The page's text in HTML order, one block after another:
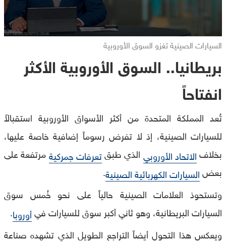
السيارات الصينية تغزو السوق الأوروبية
بريطانيا.. السوق الأوروبية الأكثر
انفتاحاً
تُعد المملكة المتحدة من أكثر الأسواق الأوروبية استقبالاً
للسيارات الصينية، إذ لا تفرض رسوماً إضافية خاصة عليها،
بخلافالاتحاد الأوروبي الذي طبقتعرفات جمركيةمرتفعة على
بعضالسيارات الكهربائية الصينية.
وتستحوذ العلامات الصينية حالياً على نحو خُمس سوق
السيارات البريطانية، وهو ثاني أكبر سوق للسيارات فيأوروبا.
ويعكس هذا التحول أيضاً التراجع الطويل الذي تشهده صناعة